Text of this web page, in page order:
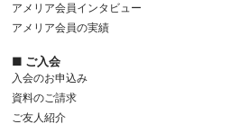
アメリア会員インタビュー
アメリア会員の実績
■ ご入会
入会のお申込み
資料のご請求
ご友人紹介